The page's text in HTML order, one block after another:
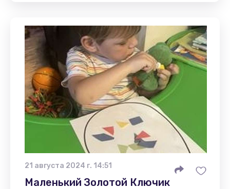
21 августа 2024 г. 14:51
Маленький Золотой Ключик